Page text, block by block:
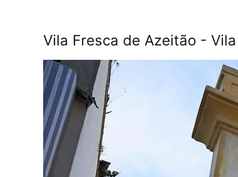
Vila Fresca de Azeitão -